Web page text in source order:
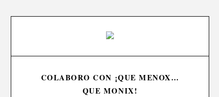
COLABORO CON ¡QUE MENOX…
QUE MONIX!